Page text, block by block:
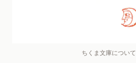
ちくま文庫について